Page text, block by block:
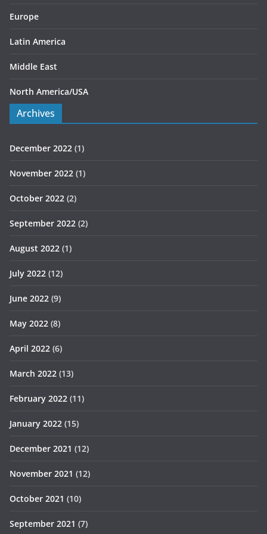
Europe
Latin America
Middle East
North America/USA
Archives
December 2022 (1)
November 2022 (1)
October 2022 (2)
September 2022 (2)
August 2022 (1)
July 2022 (12)
June 2022 (9)
May 2022 (8)
April 2022 (6)
March 2022 (13)
February 2022 (11)
January 2022 (15)
December 2021 (12)
November 2021 (12)
October 2021 (10)
September 2021 (7)